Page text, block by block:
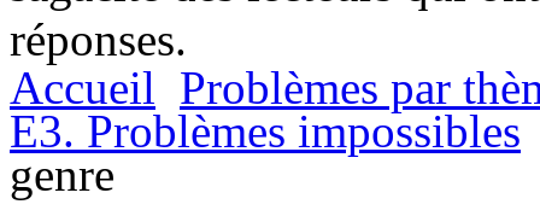
réponses.
Accueil Problèmes par
E3. Problèmes impossibles
genre